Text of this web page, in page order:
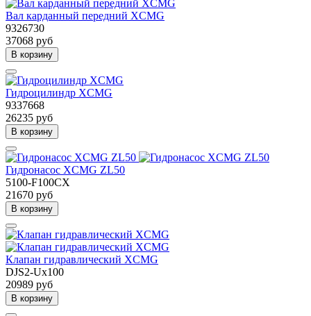
Вал карданный передний XCMG
9326730
37068 руб
В корзину
Гидроцилиндр XCMG
9337668
26235 руб
В корзину
Гидронасос XCMG ZL50
5100-F100CX
21670 руб
В корзину
Клапан гидравлический XCMG
DJS2-Ux100
20989 руб
В корзину